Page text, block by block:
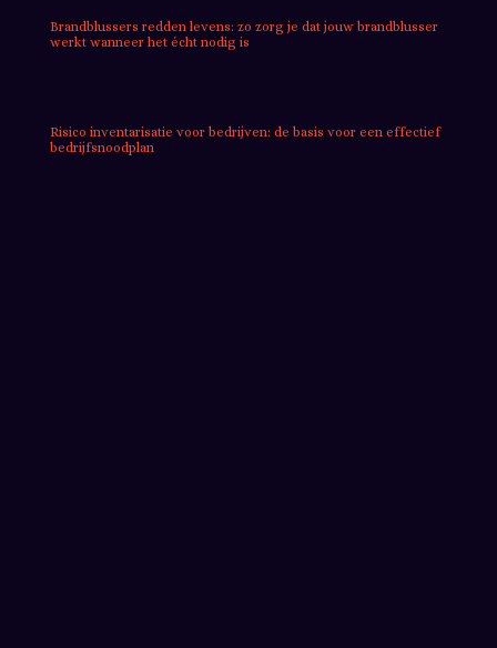
Brandblussers redden levens: zo zorg je dat jouw brandblusser
werkt wanneer het écht nodig is
Risico inventarisatie voor bedrijven: de basis voor een effectief
bedrijfsnoodplan